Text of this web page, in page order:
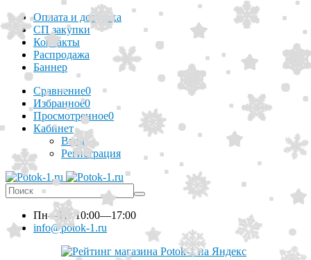
Оплата и доставка
СП закупки
Контакты
Распродажа
Баннер
Сравнение0
Избранное0
Просмотренное0
Кабинет
Вход
Регистрация
Пн—Пт10:00—17:00
info@potok-1.ru